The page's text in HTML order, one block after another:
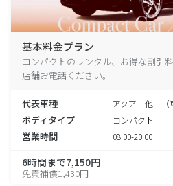
基本料金プラン
コンパクトのレンタル、お得な割引
店舗お電話ください。
代表車種 アクア 他 （車
ボディタイプ コンパクト
営業時間 08:00-20:00
6時間まで7,150円
免責補償1,430円